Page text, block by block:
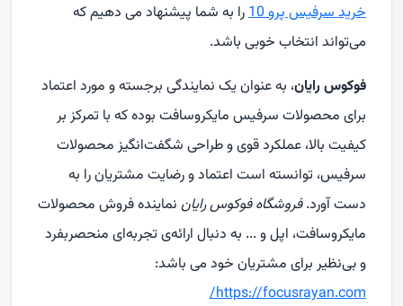
خرید سرفیس پرو 10
را به شما پیشنهاد می دهیم که
می‌تواند انتخاب خوبی باشد.
فوکوس رایان، به عنوان یک نمایندگی برجسته و مورد اعتماد
برای محصولات سرفیس مایکروسافت بوده که با تمرکز بر
کیفیت بالا، عملکرد قوی و طراحی شگفت‌انگیز محصولات
سرفیس، توانسته است اعتماد و رضایت مشتریان را به
دست آورد.فروشگاه فوکوس رایان نماینده فروش محصولات
مایکروسافت، اپل و ... به دنبال ارائه‌ی تجربه‌ای منحصربفرد
و بی‌نظیر برای مشتریان خود می باشد:
https://focusrayan.com
/